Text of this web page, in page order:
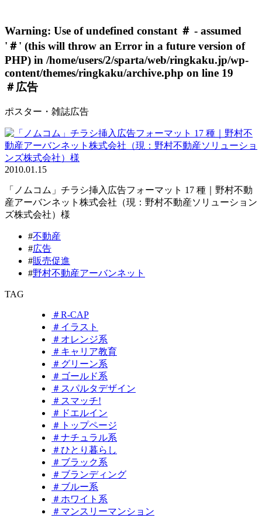
Warning: Use of undefined constant ＃ - assumed
'＃' (this will throw an Error in a future version of
PHP) in /home/users/2/sparta/web/ringkaku.jp/wp-
content/themes/ringkaku/archive.php on line 19
＃広告
ポスター・雑誌広告
2010.01.15
「ノムコム」チラシ挿入広告フォーマット 17 種｜野村不動
産アーバンネット株式会社（現：野村不動産ソリューション
ズ株式会社）様
#不動産
#広告
#販売促進
#野村不動産アーバンネット
TAG
＃R-CAP
＃イラスト
＃オレンジ系
＃キャリア教育
＃グリーン系
＃ゴールド系
＃スパルタデザイン
＃スマッチ!
＃ドエルイン
＃トップページ
＃ナチュラル系
＃ひとり暮らし
＃ブラック系
＃ブランディング
＃ブルー系
＃ホワイト系
＃マンスリーマンション